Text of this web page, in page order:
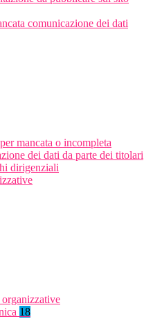
comunicazione dei dati
mancata o incompleta
dei dati da parte dei titolari
dirigenziali
18